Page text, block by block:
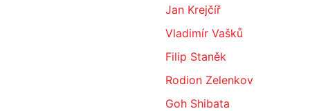
Jan Krejčíř
Vladimír Vašků
Filip Staněk
Rodion Zelenkov
Goh Shibata